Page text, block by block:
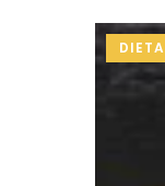
DIETA